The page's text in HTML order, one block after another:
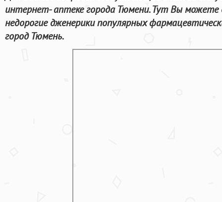
интернет- аптеке города Тюмени. Тут Вы можете
недорогие дженерики популярных
город Тюмень.